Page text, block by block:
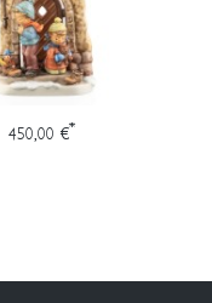
450,00 €*